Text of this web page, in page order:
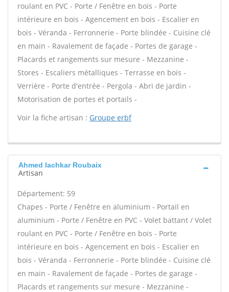
roulant en PVC - Porte / Fenêtre en bois - Porte
intérieure en bois - Agencement en bois - Escalier en
bois - Véranda - Ferronnerie - Porte blindée - Cuisine clé
en main - Ravalement de façade - Portes de garage -
Placards et rangements sur mesure - Mezzanine -
Stores - Escaliers métalliques - Terrasse en bois -
Verrière - Porte d'entrée - Pergola - Abri de jardin -
Motorisation de portes et portails -
Voir la fiche artisan : Groupe erbf
Ahmed lachkar Roubaix
Artisan
Département: 59
Chapes - Porte / Fenêtre en aluminium - Portail en
aluminium - Porte / Fenêtre en PVC - Volet battant / Volet
roulant en PVC - Porte / Fenêtre en bois - Porte
intérieure en bois - Agencement en bois - Escalier en
bois - Véranda - Ferronnerie - Porte blindée - Cuisine clé
en main - Ravalement de façade - Portes de garage -
Placards et rangements sur mesure - Mezzanine -